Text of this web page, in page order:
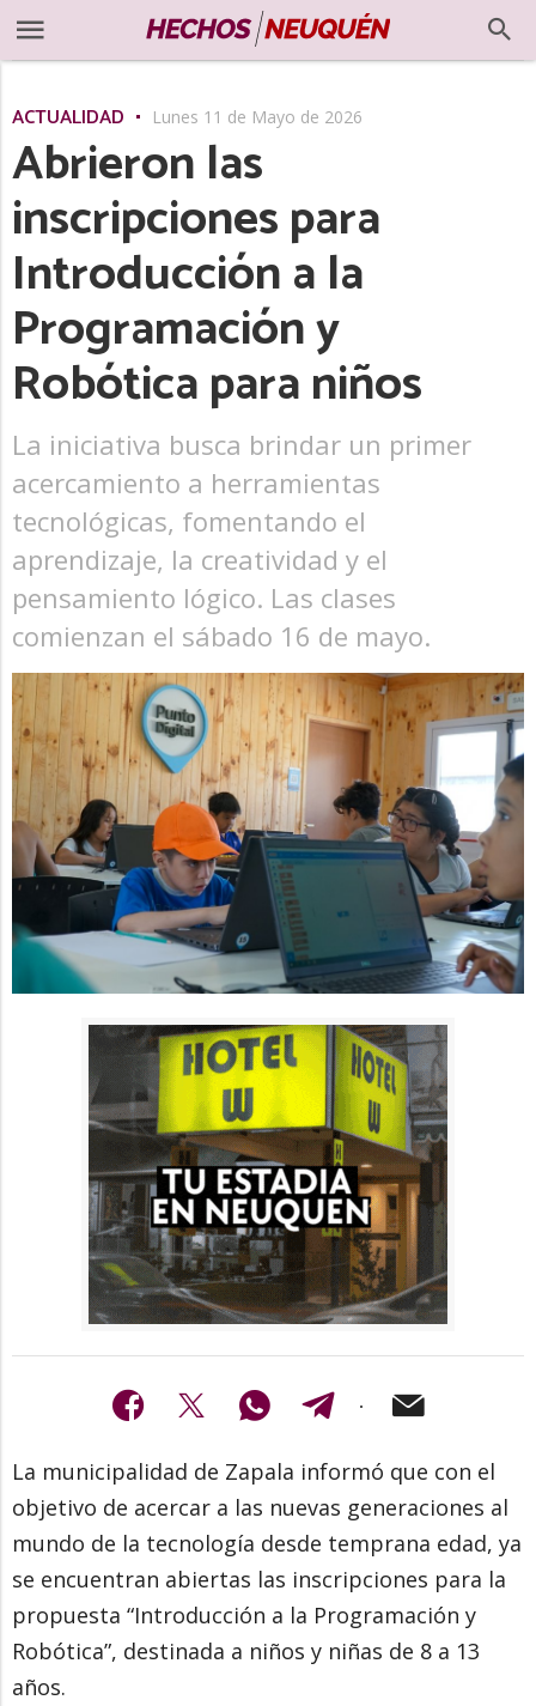
ACTUALIDAD Lunes 11 de Mayo de 2026
Abrieron las
inscripciones para
Introducción a la
Programación y
Robótica para niños
La iniciativa busca brindar un primer
acercamiento a herramientas
tecnológicas, fomentando el
aprendizaje, la creatividad y el
pensamiento lógico. Las clases
comienzan el sábado 16 de mayo.
La municipalidad de Zapala informó que con el
objetivo de acercar a las nuevas generaciones al
mundo de la tecnología desde temprana edad, ya
se encuentran abiertas las inscripciones para la
propuesta “Introducción a la Programación y
Robótica”, destinada a niños y niñas de 8 a 13
años.